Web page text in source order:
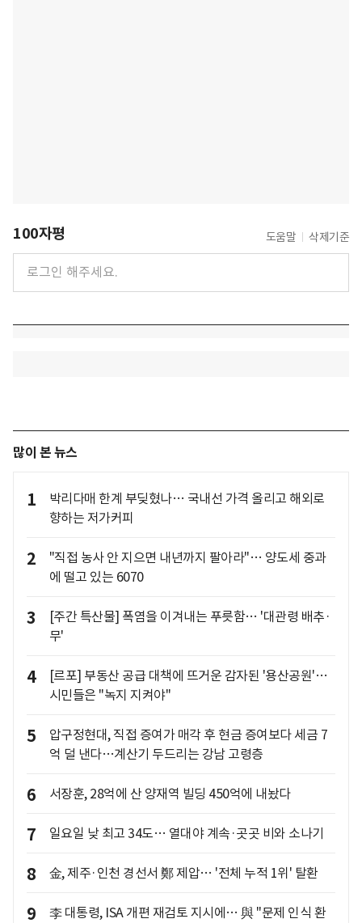
100자평 도움말 삭제기준
많이 본 뉴스
1
박리다매 한계 부딪혔나… 국내선 가격 올리고 해외로
향하는 저가커피
2
"직접 농사 안 지으면 내년까지 팔아라"… 양도세 중과
에 떨고 있는 6070
3
[주간 특산물] 폭염을 이겨내는 푸릇함… '대관령 배추·
무'
4
[르포] 부동산 공급 대책에 뜨거운 감자된 '용산공원'…
시민들은 "녹지 지켜야"
5
압구정현대, 직접 증여가 매각 후 현금 증여보다 세금 7
억 덜 낸다…계산기 두드리는 강남 고령층
6 서장훈, 28억에 산 양재역 빌딩 450억에 내놨다
7 일요일 낮 최고 34도… 열대야 계속·곳곳 비와 소나기
8 金, 제주·인천 경선서 鄭 제압… '전체 누적 1위' 탈환
9 李 대통령, ISA 개편 재검토 지시에… 與 "문제 인식 환